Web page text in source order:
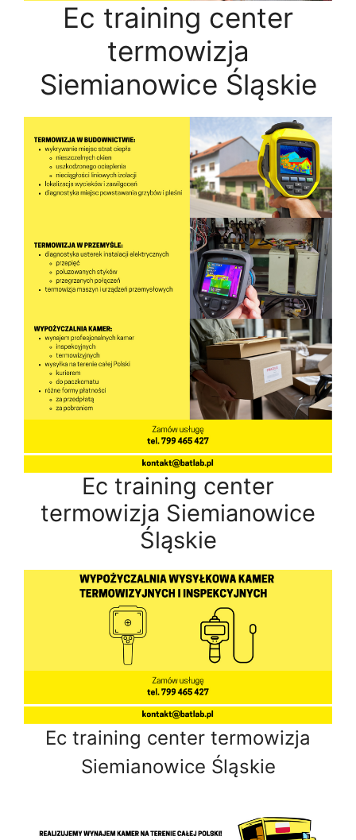
Ec training center
termowizja
Siemianowice Śląskie
Ec training center
termowizja Siemianowice
Śląskie
Ec training center termowizja
Siemianowice Śląskie